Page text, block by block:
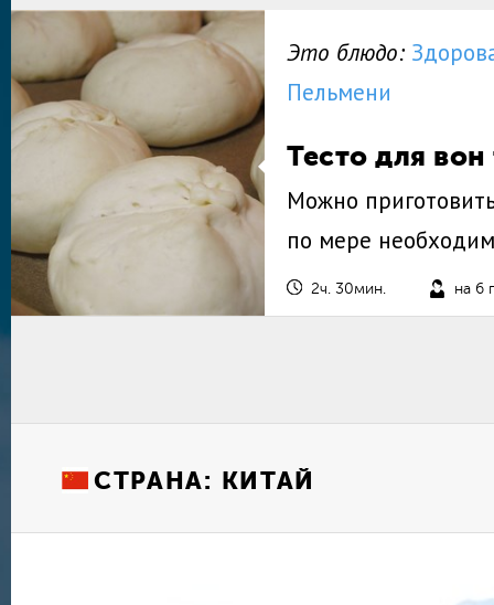
Это блюдо:
Пельмени
Тесто для
Можно
по мере
2ч. 30мин. на 6
СТРАНА: КИТАЙ